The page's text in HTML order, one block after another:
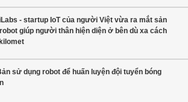
- startup IoT của người Việt vừa ra mắt sản
giúp người thân hiện diện ở bên dù xa cách
sử dụng robot để huấn luyện đội tuyển bóng